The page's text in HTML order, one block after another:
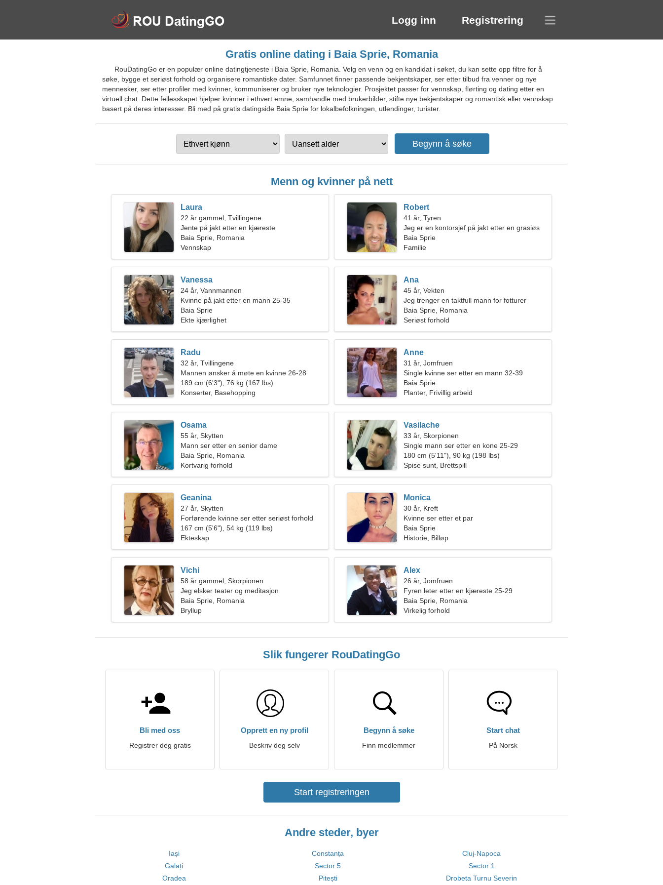
Logg inn Registrering
Gratis online dating i Baia Sprie, Romania
RouDatingGo er en populær online datingtjeneste i Baia Sprie, Romania. Velg en venn og en kandidat i søket, du kan sette opp filtre for å
søke, bygge et seriøst forhold og organisere romantiske dater. Samfunnet finner passende bekjentskaper, ser etter tilbud fra venner og nye
mennesker, ser etter profiler med kvinner, kommuniserer og bruker nye teknologier. Prosjektet passer for vennskap, flørting og dating etter en
virtuell chat. Dette fellesskapet hjelper kvinner i ethvert emne, samhandle med brukerbilder, stifte nye bekjentskaper og romantisk eller vennskap
basert på deres interesser. Bli med på gratis datingside Baia Sprie for lokalbefolkningen, utlendinger, turister.
Menn og kvinner på nett
Laura
22 år gammel, Tvillingene
Jente på jakt etter en kjæreste
Baia Sprie, Romania
Vennskap
Robert
41 år, Tyren
Jeg er en kontorsjef på jakt etter en grasiøs
kvinne
Baia Sprie
Familie
Vanessa
24 år, Vannmannen
Kvinne på jakt etter en mann 25-35
Baia Sprie
Ekte kjærlighet
Ana
45 år, Vekten
Jeg trenger en taktfull mann for fotturer
Baia Sprie, Romania
Seriøst forhold
Radu
32 år, Tvillingene
Mannen ønsker å møte en kvinne 26-28
189 cm (6'3"), 76 kg (167 lbs)
Konserter, Basehopping
Anne
31 år, Jomfruen
Single kvinne ser etter en mann 32-39
Baia Sprie
Planter, Frivillig arbeid
Osama
55 år, Skytten
Mann ser etter en senior dame
Baia Sprie, Romania
Kortvarig forhold
Vasilache
33 år, Skorpionen
Single mann ser etter en kone 25-29
180 cm (5'11"), 90 kg (198 lbs)
Spise sunt, Brettspill
Geanina
27 år, Skytten
Forførende kvinne ser etter seriøst forhold
167 cm (5'6"), 54 kg (119 lbs)
Ekteskap
Monica
30 år, Kreft
Kvinne ser etter et par
Baia Sprie
Historie, Billøp
Vichi
58 år gammel, Skorpionen
Jeg elsker teater og meditasjon
Baia Sprie, Romania
Bryllup
Alex
26 år, Jomfruen
Fyren leter etter en kjæreste 25-29
Baia Sprie, Romania
Virkelig forhold
Slik fungerer RouDatingGo
Bli med oss
Registrer deg gratis
Opprett en ny profil
Beskriv deg selv
Begynn å søke
Finn medlemmer
Start chat
På Norsk
Start registreringen
Andre steder, byer
Iași Constanța
Cluj-Napoca
Galați
Sector 5
Sector 1
Oradea
Pitești Drobeta Turnu Severin